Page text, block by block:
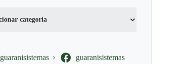
guaranisistemas
guaranisistemas